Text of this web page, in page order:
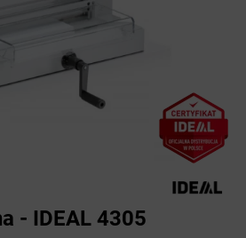
- IDEAL 4305